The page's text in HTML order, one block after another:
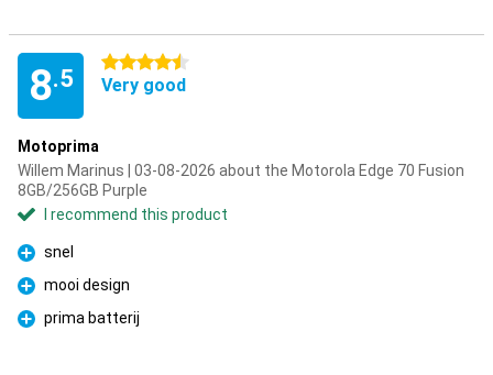
8.5
4.5 stars
Very good
Motoprima
Willem Marinus | 03-08-2026 about the Motorola Edge 70 Fusion
8GB/256GB Purple
I recommend this product
Pro
snel
Pro
mooi design
Pro
prima batterij